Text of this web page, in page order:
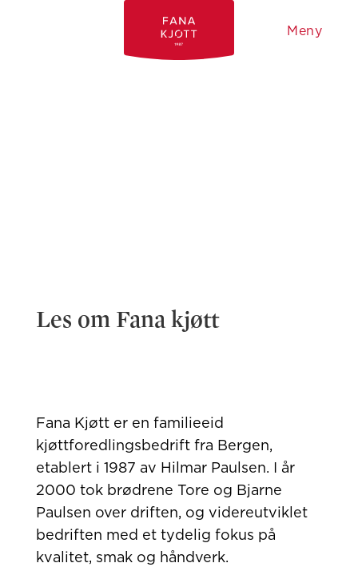
Meny
Les om Fana kjøtt
Fana Kjøtt er en familieeid
kjøttforedlingsbedrift fra Bergen,
etablert i 1987 av Hilmar Paulsen. I år
2000 tok brødrene Tore og Bjarne
Paulsen over driften, og videreutviklet
bedriften med et tydelig fokus på
kvalitet, smak og håndverk.